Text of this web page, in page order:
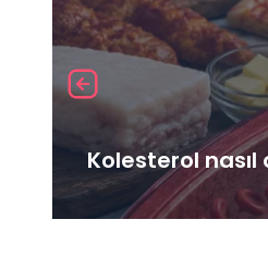
Kolesterol